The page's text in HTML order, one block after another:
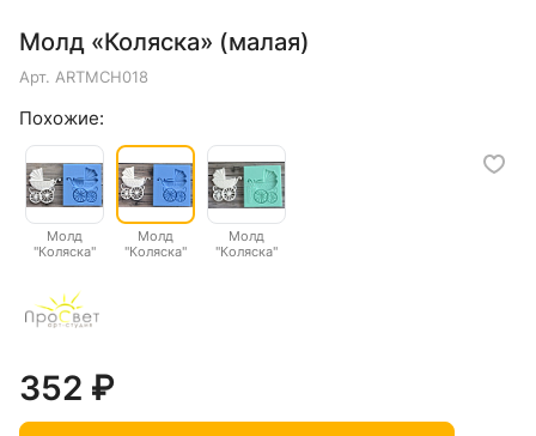
Молд «Коляска» (малая)
Арт. ARTMCH018
Похожие:
Молд
"Коляска"
Молд
"Коляска"
Молд
"Коляска"
352 ₽